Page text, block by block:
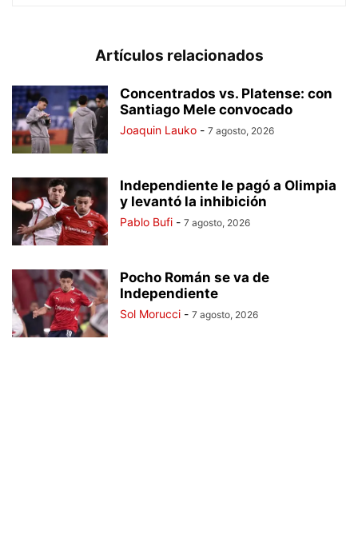
Artículos relacionados
Concentrados vs. Platense: con
Santiago Mele convocado
Joaquin Lauko - 7 agosto, 2026
Independiente le pagó a Olimpia
y levantó la inhibición
Pablo Bufi - 7 agosto, 2026
Pocho Román se va de
Independiente
Sol Morucci - 7 agosto, 2026